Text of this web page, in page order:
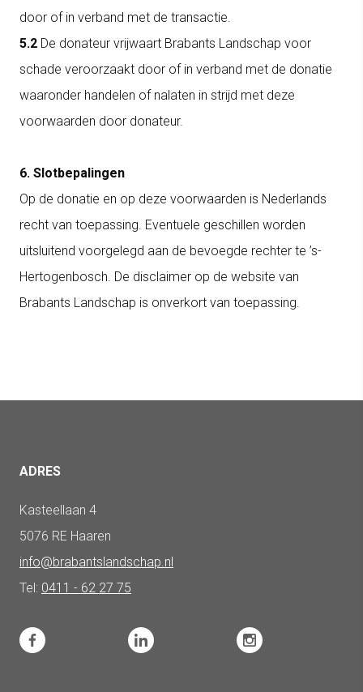
door of in verband met de transactie.
5.2 De donateur vrijwaart Brabants Landschap voor
schade veroorzaakt door of in verband met de donatie
waaronder handelen of nalaten in strijd met deze
voorwaarden door donateur.
6. Slotbepalingen
Op de donatie en op deze voorwaarden is Nederlands
recht van toepassing. Eventuele geschillen worden
uitsluitend voorgelegd aan de bevoegde rechter te ’s-
Hertogenbosch. De disclaimer op de website van
Brabants Landschap is onverkort van toepassing.
ADRES
Kasteellaan 4
5076 RE Haaren
info@brabantslandschap.nl
Tel: 0411 - 62 27 75